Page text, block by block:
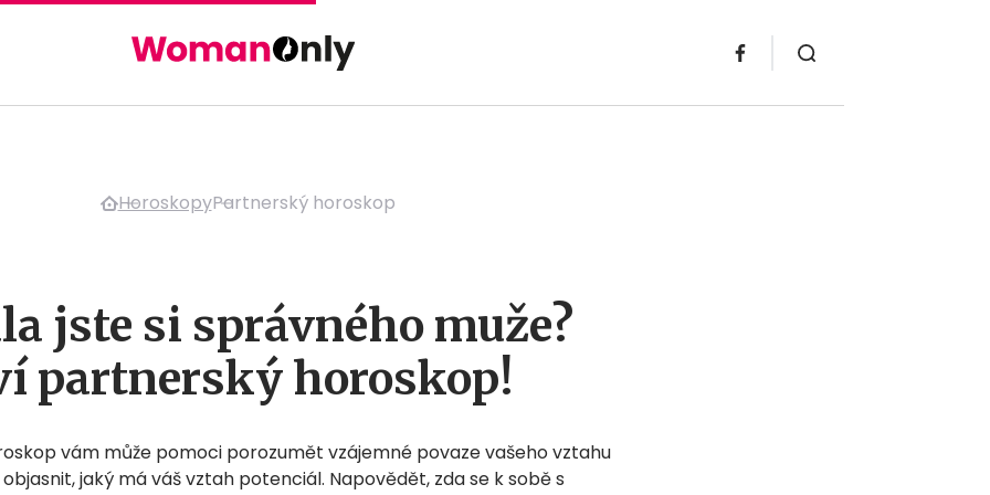
HoroskopyPartnerský horoskop
jste si správného muže?
partnerský horoskop!
vám může pomoci porozumět vzájemné povaze vašeho vztahu
jaký má váš vztah potenciál. Napovědět, zda se k sobě s